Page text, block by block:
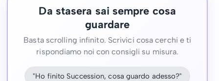
Da stasera sai sempre cosa
guardare
Basta scrolling infinito. Scrivici cosa cerchi e ti
rispondiamo noi con consigli su misura.
"Ho finito Succession, cosa guardo adesso?"